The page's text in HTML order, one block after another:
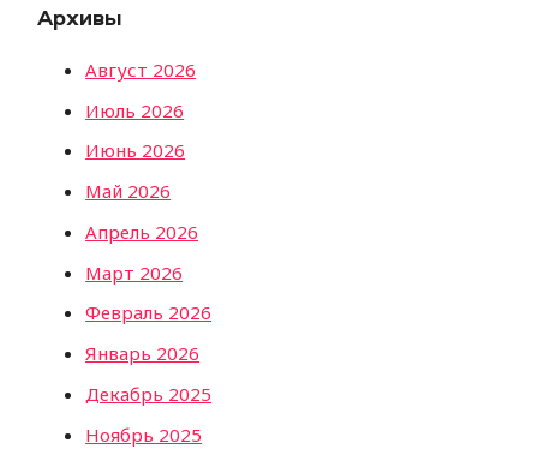
Архивы
Август 2026
Июль 2026
Июнь 2026
Май 2026
Апрель 2026
Март 2026
Февраль 2026
Январь 2026
Декабрь 2025
Ноябрь 2025